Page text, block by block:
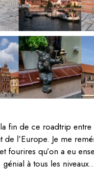
fin de ce roadtrip entre
de l’Europe. Je me
fourires qu’on a eu
génial à tous les